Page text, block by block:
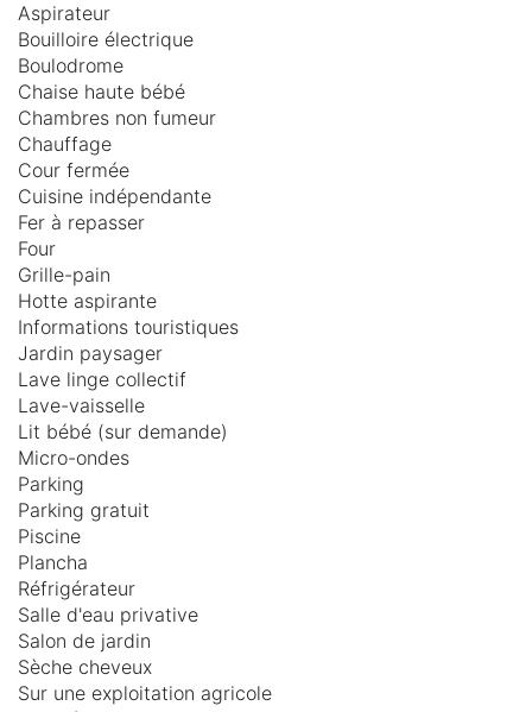
Aspirateur
Bouilloire électrique
Boulodrome
Chaise haute bébé
Chambres non fumeur
Chauffage
Cour fermée
Cuisine indépendante
Fer à repasser
Four
Grille-pain
Hotte aspirante
Informations touristiques
Jardin paysager
Lave linge collectif
Lave-vaisselle
Lit bébé (sur demande)
Micro-ondes
Parking
Parking gratuit
Piscine
Plancha
Réfrigérateur
Salle d'eau privative
Salon de jardin
Sèche cheveux
Sur une exploitation agricole